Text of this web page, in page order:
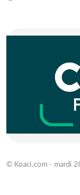
© Koaci.com - mardi